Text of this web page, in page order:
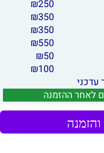
250
₪
350
₪
350
₪
550
₪
50
₪
100
₪
עדכני
לאחר ההזמנה